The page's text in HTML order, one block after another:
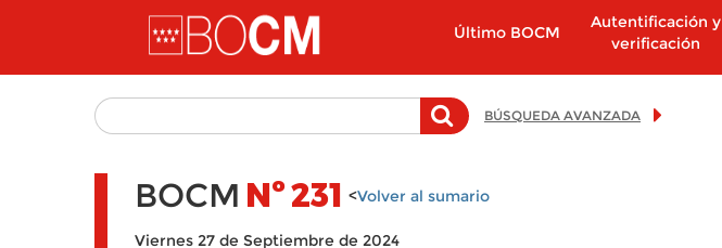
Pasar al contenido principal
Último BOCM
Autentificación y
verificación
BÚSQUEDA AVANZADA
BOCM Nº231 <Volver al sumario
Viernes 27 de Septiembre de 2024